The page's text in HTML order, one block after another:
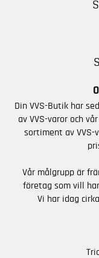
Din VVS-Butik har
av VVS-varor och
sortiment av VVS-
Vår målgrupp är
företag som vill
Vi har idag